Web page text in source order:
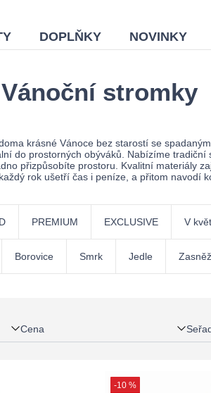
DOPLŇKY NOVINKY
Vánoční stromky
krásné Vánoce bez starostí se
do prostorných obýváků. Nabízíme
přizpůsobíte prostoru. Kvalitní materiály
rok ušetří čas i peníze, a přitom navodí
PREMIUM EXCLUSIVE V
Borovice Smrk Jedle
Cena
-10 %